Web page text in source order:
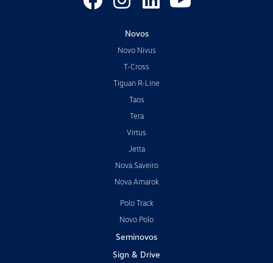
Novos
Novo Nivus
T-Cross
Tiguan R-Line
Taos
Tera
Virtus
Jetta
Nova Saveiro
Nova Amarok
Polo Track
Novo Polo
Seminovos
Sign & Drive